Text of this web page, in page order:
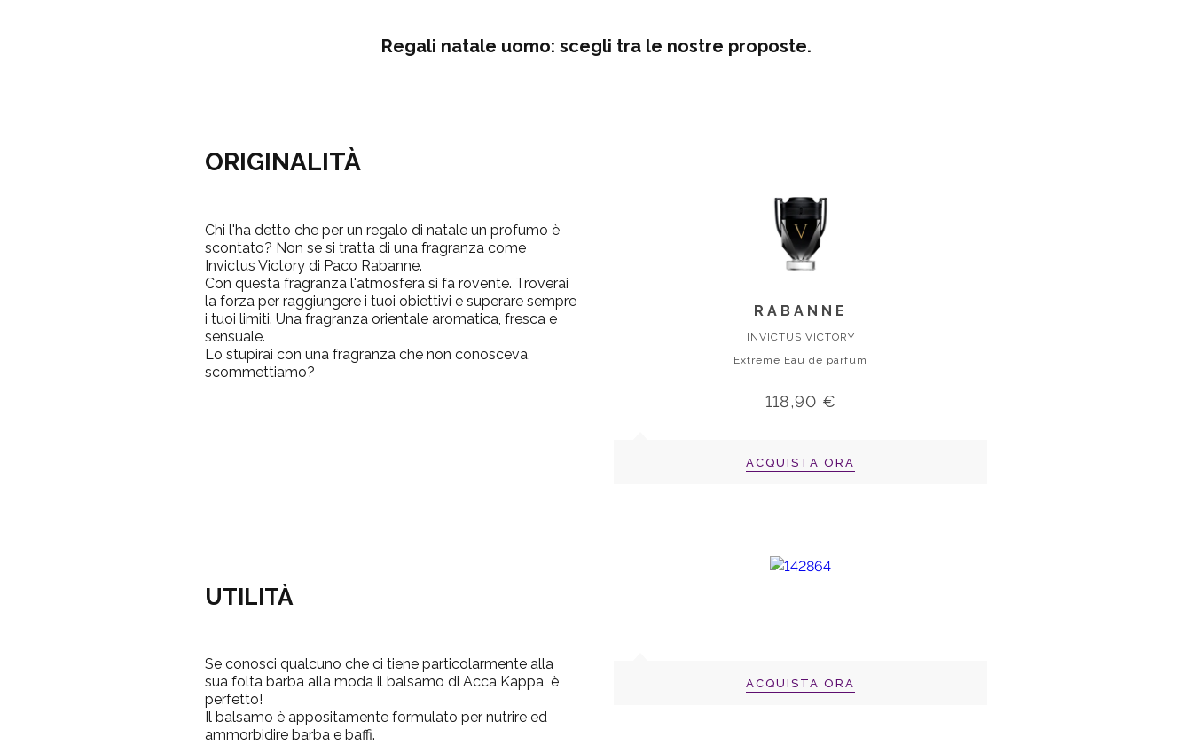
Regali natale uomo: scegli tra le nostre proposte.
ORIGINALITÀ
Chi l'ha detto che per un regalo di natale un profumo è
scontato? Non se si tratta di una fragranza come
Invictus Victory di Paco Rabanne.
Con questa fragranza l'atmosfera si fa rovente. Troverai
la forza per raggiungere i tuoi obiettivi e superare sempre
i tuoi limiti. Una fragranza orientale aromatica, fresca e
sensuale.
Lo stupirai con una fragranza che non conosceva,
scommettiamo?
RABANNE
INVICTUS VICTORY
Extrême Eau de parfum
118,90 €
ACQUISTA ORA
UTILITÀ
Se conosci qualcuno che ci tiene particolarmente alla
sua folta barba alla moda il balsamo di Acca Kappa è
perfetto!
Il balsamo è appositamente formulato per nutrire ed
ammorbidire barba e baffi.
ACQUISTA ORA